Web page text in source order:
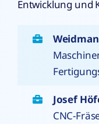
Entwicklung und
Josef
CNC-